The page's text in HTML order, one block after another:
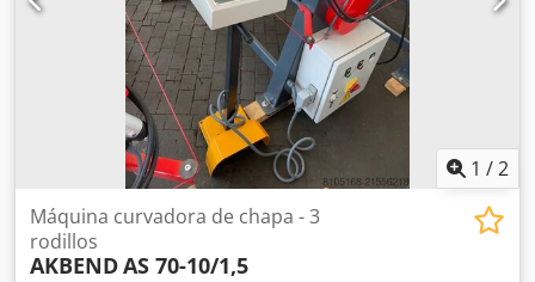
1 /2
Máquina curvadora de chapa - 3
rodillos
AKBENDAS 70-10/1,5